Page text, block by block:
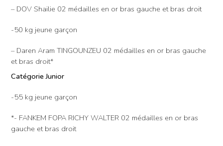
– DOV Shailie 02 médailles en or bras gauche et bras droit
-50 kg jeune garçon
– Daren Aram TINGOUNZEU 02 médailles en or bras gauche
et bras droit*
Catégorie Junior
-55 kg jeune garçon
*- FANKEM FOPA RICHY WALTER 02 médailles en or bras
gauche et bras droit